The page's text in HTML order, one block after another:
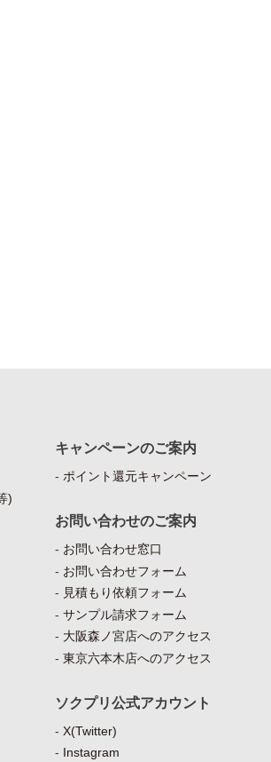
)
キャンペーンのご案内
ポイント還元キャンペーン
お問い合わせのご案内
お問い合わせ窓口
お問い合わせフォーム
見積もり依頼フォーム
サンプル請求フォーム
大阪森ノ宮店へのアクセス
東京六本木店へのアクセス
ソクプリ公式アカウント
X(Twitter)
Instagram